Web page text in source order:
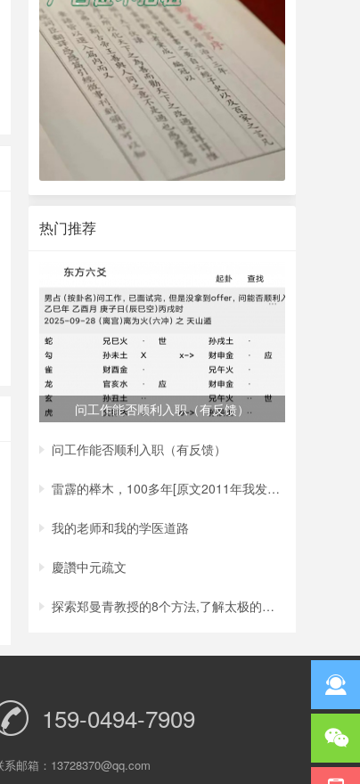
热门推荐
问工作能否顺利入职（有反馈）
问工作能否顺利入职（有反馈）
雷霹的榉木，100多年[原文2011年我发表在新
我的老师和我的学医道路
慶讚中元疏文
探索郑曼青教授的8个方法,了解太极的原理!
159-0494-7909
系邮箱：13728370@qq.com